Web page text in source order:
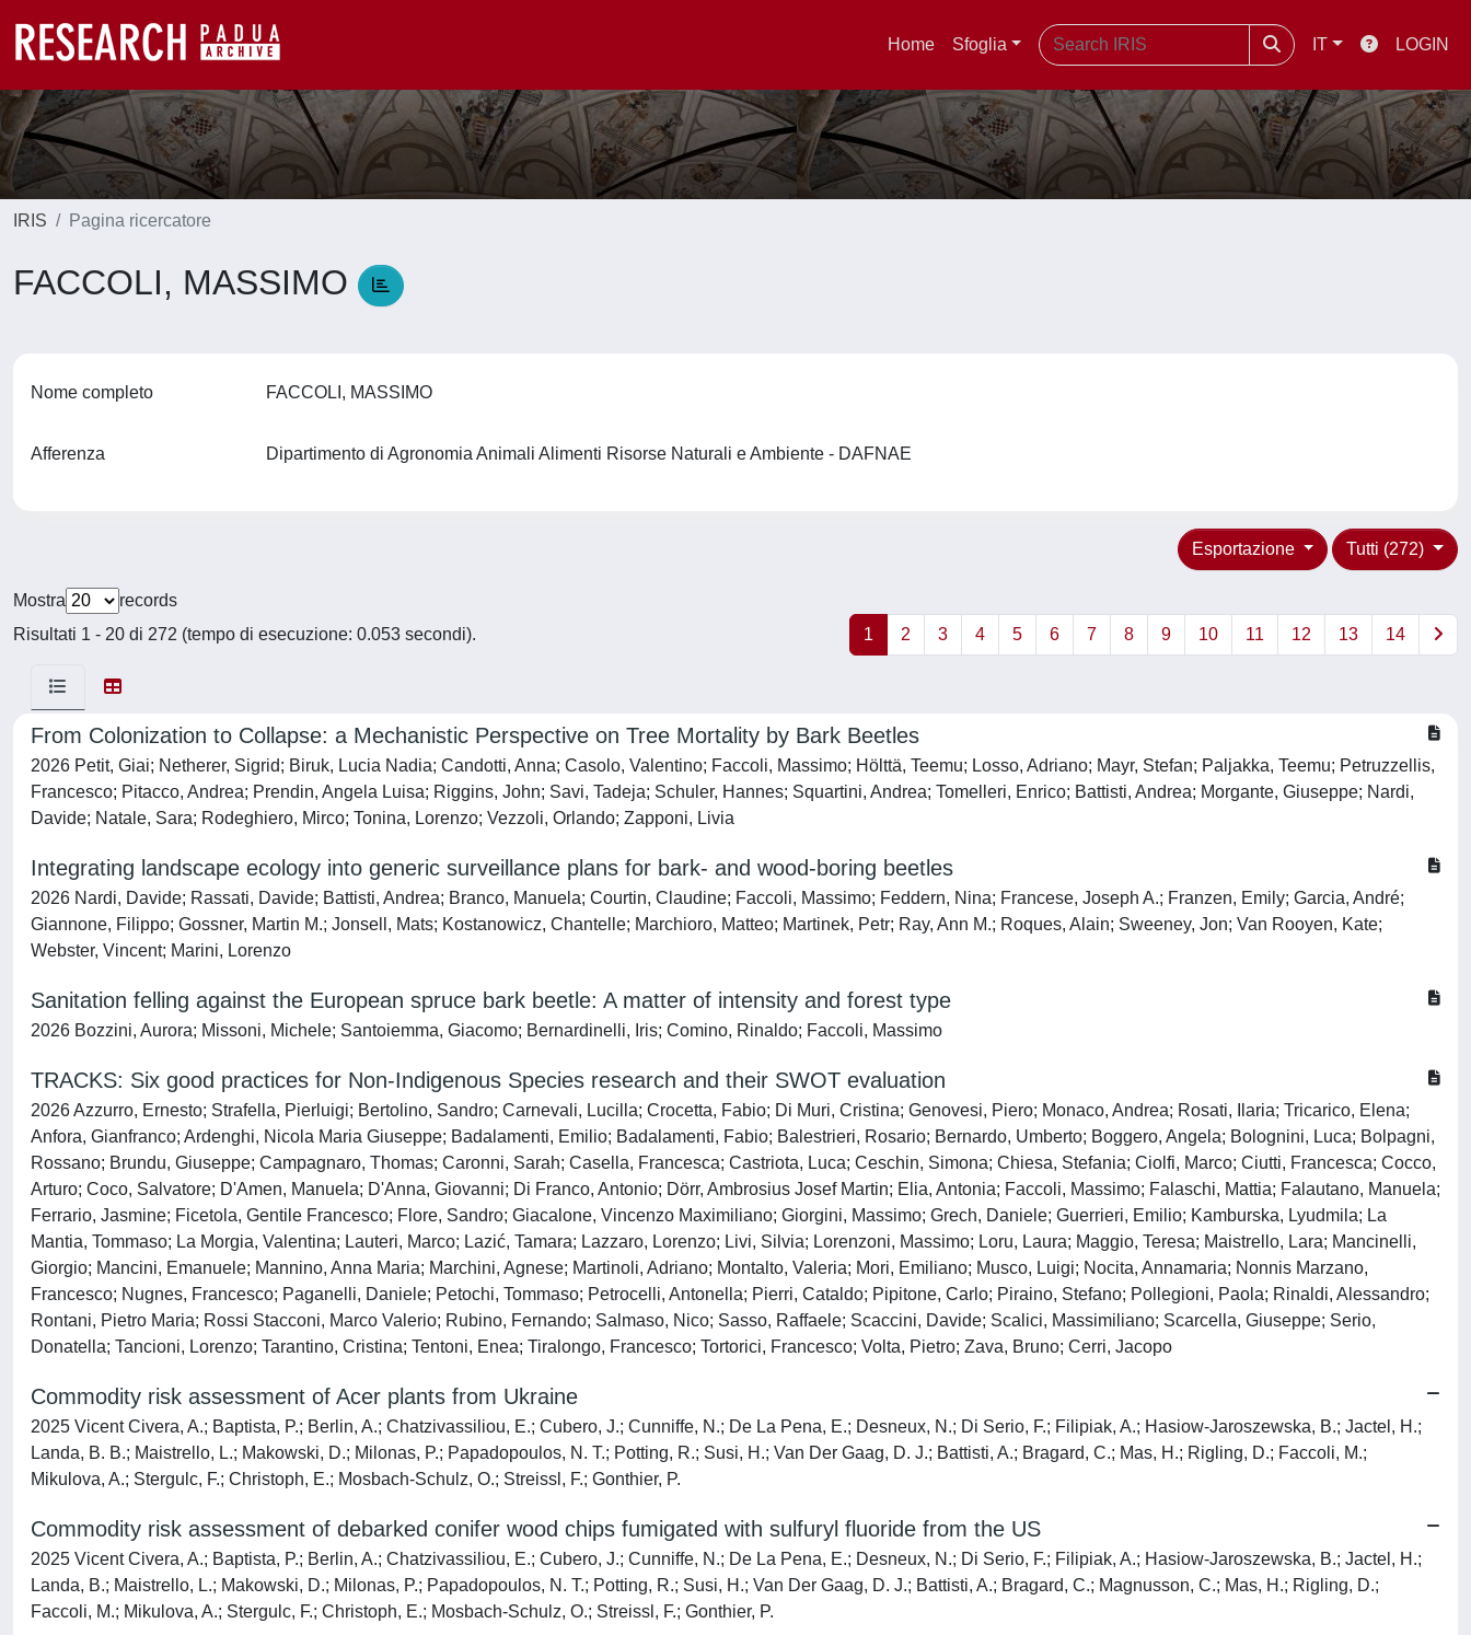
Home Sfoglia IT LOGIN
IRIS Pagina ricercatore
FACCOLI, MASSIMO
Nome completo FACCOLI, MASSIMO
Afferenza Dipartimento di Agronomia Animali Alimenti Risorse Naturali e Ambiente - DAFNAE
Tutti (272)
Esportazione
Mostra
records
Risultati 1 - 20 di 272 (tempo di esecuzione: 0.053 secondi).
1 2 3 4 5 6 7 8 9 10 11 12 13 14
From Colonization to Collapse: a Mechanistic Perspective on Tree Mortality by Bark Beetles
2026 Petit, Giai; Netherer, Sigrid; Biruk, Lucia Nadia; Candotti, Anna; Casolo, Valentino; Faccoli, Massimo; Hölttä, Teemu; Losso, Adriano; Mayr, Stefan; Paljakka, Teemu; Petruzzellis,
Francesco; Pitacco, Andrea; Prendin, Angela Luisa; Riggins, John; Savi, Tadeja; Schuler, Hannes; Squartini, Andrea; Tomelleri, Enrico; Battisti, Andrea; Morgante, Giuseppe; Nardi,
Davide; Natale, Sara; Rodeghiero, Mirco; Tonina, Lorenzo; Vezzoli, Orlando; Zapponi, Livia
Integrating landscape ecology into generic surveillance plans for bark‐ and wood‐boring beetles
2026 Nardi, Davide; Rassati, Davide; Battisti, Andrea; Branco, Manuela; Courtin, Claudine; Faccoli, Massimo; Feddern, Nina; Francese, Joseph A.; Franzen, Emily; Garcia, André;
Giannone, Filippo; Gossner, Martin M.; Jonsell, Mats; Kostanowicz, Chantelle; Marchioro, Matteo; Martinek, Petr; Ray, Ann M.; Roques, Alain; Sweeney, Jon; Van Rooyen, Kate;
Webster, Vincent; Marini, Lorenzo
Sanitation felling against the European spruce bark beetle: A matter of intensity and forest type
2026 Bozzini, Aurora; Missoni, Michele; Santoiemma, Giacomo; Bernardinelli, Iris; Comino, Rinaldo; Faccoli, Massimo
TRACKS: Six good practices for Non-Indigenous Species research and their SWOT evaluation
2026 Azzurro, Ernesto; Strafella, Pierluigi; Bertolino, Sandro; Carnevali, Lucilla; Crocetta, Fabio; Di Muri, Cristina; Genovesi, Piero; Monaco, Andrea; Rosati, Ilaria; Tricarico, Elena;
Anfora, Gianfranco; Ardenghi, Nicola Maria Giuseppe; Badalamenti, Emilio; Badalamenti, Fabio; Balestrieri, Rosario; Bernardo, Umberto; Boggero, Angela; Bolognini, Luca; Bolpagni,
Rossano; Brundu, Giuseppe; Campagnaro, Thomas; Caronni, Sarah; Casella, Francesca; Castriota, Luca; Ceschin, Simona; Chiesa, Stefania; Ciolfi, Marco; Ciutti, Francesca; Cocco,
Arturo; Coco, Salvatore; D'Amen, Manuela; D'Anna, Giovanni; Di Franco, Antonio; Dörr, Ambrosius Josef Martin; Elia, Antonia; Faccoli, Massimo; Falaschi, Mattia; Falautano, Manuela;
Ferrario, Jasmine; Ficetola, Gentile Francesco; Flore, Sandro; Giacalone, Vincenzo Maximiliano; Giorgini, Massimo; Grech, Daniele; Guerrieri, Emilio; Kamburska, Lyudmila; La
Mantia, Tommaso; La Morgia, Valentina; Lauteri, Marco; Lazić, Tamara; Lazzaro, Lorenzo; Livi, Silvia; Lorenzoni, Massimo; Loru, Laura; Maggio, Teresa; Maistrello, Lara; Mancinelli,
Giorgio; Mancini, Emanuele; Mannino, Anna Maria; Marchini, Agnese; Martinoli, Adriano; Montalto, Valeria; Mori, Emiliano; Musco, Luigi; Nocita, Annamaria; Nonnis Marzano,
Francesco; Nugnes, Francesco; Paganelli, Daniele; Petochi, Tommaso; Petrocelli, Antonella; Pierri, Cataldo; Pipitone, Carlo; Piraino, Stefano; Pollegioni, Paola; Rinaldi, Alessandro;
Rontani, Pietro Maria; Rossi Stacconi, Marco Valerio; Rubino, Fernando; Salmaso, Nico; Sasso, Raffaele; Scaccini, Davide; Scalici, Massimiliano; Scarcella, Giuseppe; Serio,
Donatella; Tancioni, Lorenzo; Tarantino, Cristina; Tentoni, Enea; Tiralongo, Francesco; Tortorici, Francesco; Volta, Pietro; Zava, Bruno; Cerri, Jacopo
Commodity risk assessment of Acer plants from Ukraine
2025 Vicent Civera, A.; Baptista, P.; Berlin, A.; Chatzivassiliou, E.; Cubero, J.; Cunniffe, N.; De La Pena, E.; Desneux, N.; Di Serio, F.; Filipiak, A.; Hasiow-Jaroszewska, B.; Jactel, H.;
Landa, B. B.; Maistrello, L.; Makowski, D.; Milonas, P.; Papadopoulos, N. T.; Potting, R.; Susi, H.; Van Der Gaag, D. J.; Battisti, A.; Bragard, C.; Mas, H.; Rigling, D.; Faccoli, M.;
Mikulova, A.; Stergulc, F.; Christoph, E.; Mosbach-Schulz, O.; Streissl, F.; Gonthier, P.
Commodity risk assessment of debarked conifer wood chips fumigated with sulfuryl fluoride from the US
2025 Vicent Civera, A.; Baptista, P.; Berlin, A.; Chatzivassiliou, E.; Cubero, J.; Cunniffe, N.; De La Pena, E.; Desneux, N.; Di Serio, F.; Filipiak, A.; Hasiow-Jaroszewska, B.; Jactel, H.;
Landa, B.; Maistrello, L.; Makowski, D.; Milonas, P.; Papadopoulos, N. T.; Potting, R.; Susi, H.; Van Der Gaag, D. J.; Battisti, A.; Bragard, C.; Magnusson, C.; Mas, H.; Rigling, D.;
Faccoli, M.; Mikulova, A.; Stergulc, F.; Christoph, E.; Mosbach-Schulz, O.; Streissl, F.; Gonthier, P.